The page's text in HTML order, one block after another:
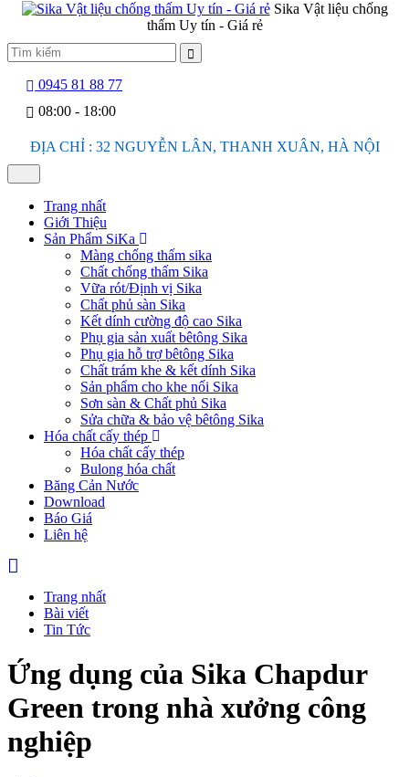
Sika Vật liệu chống
thấm Uy tín - Giá rẻ
0945 81 88 77
08:00 - 18:00
ĐỊA CHỈ : 32 NGUYỄN LÂN, THANH XUÂN, HÀ NỘI
Trang nhất
Giới Thiệu
Sản Phẩm SiKa
Màng chống thấm sika
Chất chống thấm Sika
Vữa rót/Định vị Sika
Chất phủ sàn Sika
Kết dính cường độ cao Sika
Phụ gia sản xuất bêtông Sika
Phụ gia hỗ trợ bêtông Sika
Chất trám khe & kết dính Sika
Sản phẩm cho khe nối Sika
Sơn sàn & Chất phủ Sika
Sửa chữa & bảo vệ bêtông Sika
Hóa chất cấy thép
Hóa chất cấy thép
Bulong hóa chất
Băng Cản Nước
Download
Báo Giá
Liên hệ
Trang nhất
Bài viết
Tin Tức
Ứng dụng của Sika Chapdur
Green trong nhà xưởng công
nghiệp